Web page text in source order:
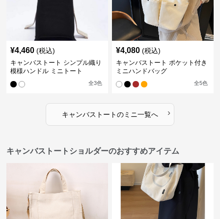
¥4,460 (税込)
キャンバストート シンプル織り
模様ハンドル ミニトート
全3色
¥4,080 (税込)
キャンバストート ポケット付き
ミニハンドバッグ
全5色
キャンバストートのミニ一覧へ ›
キャンバストートショルダーのおすすめアイテム